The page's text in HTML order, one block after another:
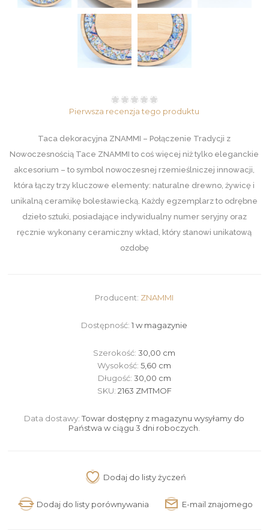
Pierwsza recenzja tego produktu
Taca dekoracyjna ZNAMMI – Połączenie Tradycji z
Nowoczesnością Tace ZNAMMI to coś więcej niż tylko eleganckie
akcesorium – to symbol nowoczesnej rzemieślniczej innowacji,
która łączy trzy kluczowe elementy: naturalne drewno, żywicę i
unikalną ceramikę bolesławiecką. Każdy egzemplarz to odrębne
dzieło sztuki, posiadające indywidualny numer seryjny oraz
ręcznie wykonany ceramiczny wkład, który stanowi unikatową
ozdobę
Producent: ZNAMMI
Dostępność: 1 w magazynie
Szerokość:30,00 cm
Wysokość:5,60 cm
Długość: 30,00 cm
SKU: 2163 ZMTMOF
Data dostawy: Towar dostępny z magazynu wysyłamy do
Państwa w ciągu 3 dni roboczych.